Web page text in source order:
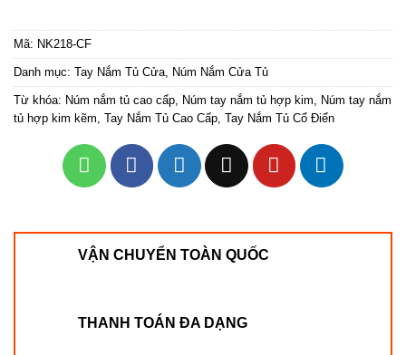
Mã: NK218-CF
Danh mục: Tay Nắm Tủ Cửa, Núm Nắm Cửa Tủ
Từ khóa: Núm nắm tủ cao cấp, Núm tay nắm tủ hợp kim, Núm tay nắm
tủ hợp kim kẽm, Tay Nắm Tủ Cao Cấp, Tay Nắm Tủ Cổ Điển
VẬN CHUYỂN TOÀN QUỐC
THANH TOÁN ĐA DẠNG